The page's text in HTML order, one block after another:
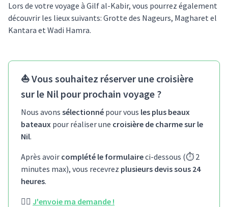
Lors de votre voyage à Gilf al-Kabir, vous pourrez également
découvrir les lieux suivants: Grotte des Nageurs, Magharet el
Kantara et Wadi Hamra.
⛵ Vous souhaitez réserver une croisière
sur le Nil pour prochain voyage ?
Nous avons sélectionné pour vous les plus beaux
bateaux pour réaliser une croisière de charme sur le
Nil.
Après avoir complété le formulaireci-dessous (⏱️ 2
minutes max), vous recevrez plusieurs devis sous 24
heures.
👉🏻 J'envoie ma demande !